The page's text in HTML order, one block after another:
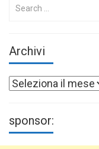
Archivi
Archivi
sponsor: